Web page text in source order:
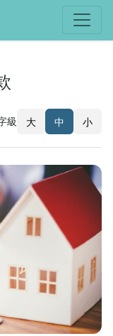
選單
級 大 中 小